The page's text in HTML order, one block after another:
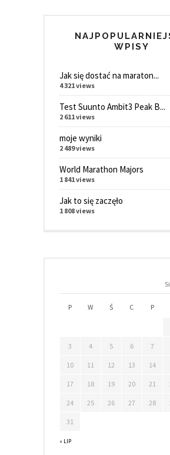
WPISY
Jak się dostać na maraton...
4 321 views
Test Suunto Ambit3 Peak B...
2 611 views
moje wyniki
2 489 views
World Marathon Majors
1 841 views
Jak to się zaczęło
1 808 views
P W Ś C P
« LIP
3 4 5 6 7
10 11 12 13 14
17 18 19 20 21
24 25 26 27 28
31